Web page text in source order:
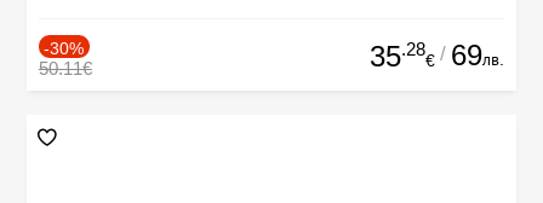
-30%
50.11€ 35.28
€ / 69лв.